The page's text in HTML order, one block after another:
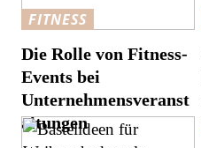
FITNESS
Die Rolle von Fitness-
Events bei
Unternehmensveranst
altungen